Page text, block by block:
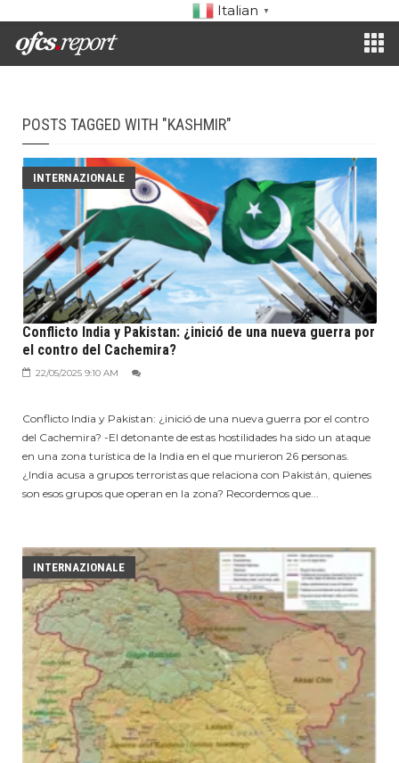
Italian ▼
POSTS TAGGED WITH "KASHMIR"
INTERNAZIONALE
Conflicto India y Pakistan: ¿inició de una nueva guerra por
el contro del Cachemira?
22/05/2025 9:10 AM
Conflicto India y Pakistan: ¿inició de una nueva guerra por el contro
del Cachemira? -El detonante de estas hostilidades ha sido un ataque
en una zona turística de la India en el que murieron 26 personas.
¿India acusa a grupos terroristas que relaciona con Pakistán, quienes
son esos grupos que operan en la zona? Recordemos que...
INTERNAZIONALE